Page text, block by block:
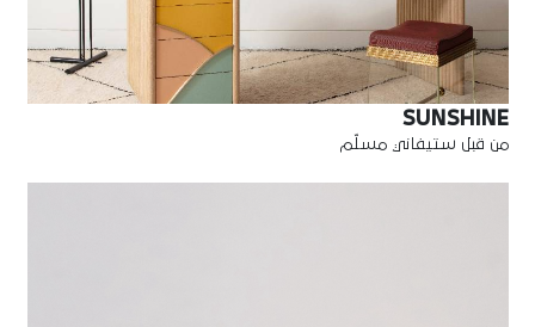
SUNSHINE
من قبل ستيفاني مسلّم